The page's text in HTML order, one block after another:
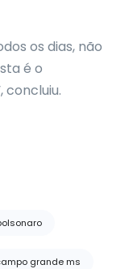
os dias, não
é o
concluiu.
grande ms